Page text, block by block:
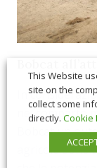
In
nel comparto
Bobcat un
agricolo sono
This Website
site on the
collect some
directly. Cookie